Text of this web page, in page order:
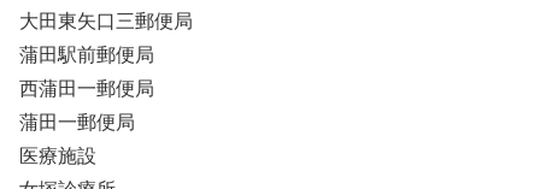
大田東矢口三郵便局
蒲田駅前郵便局
西蒲田一郵便局
蒲田一郵便局
医療施設